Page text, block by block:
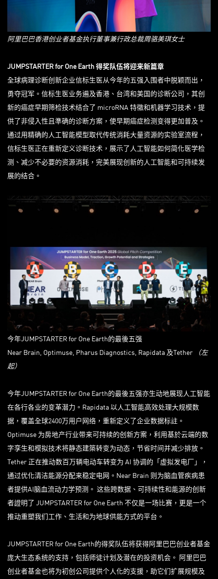
阿里巴巴香港创业者基金执行董事兼行政总裁周骆美琪女士
JUMPSTARTER for One Earth得奖队伍将迎来新篇章
全球病理诊断创新企业信标生医从今年的五强入围者中脱颖而出，
勇夺冠军。信标生医业务遍及香港、台湾和美国的诊断公司，其创
新的癌症早期筛检技术结合了 microRNA 特徵和机器学习技术，提
供了非侵入性且準确的诊断方案，使早期癌症检测变得更加普及。
通过用精确的人工智能模型取代传统消耗大量资源的实验室流程，
信标生医正在重新定义诊断技术，展示了人工智能如何简化医学检
测、减少不必要的资源消耗，完美展现创新的人工智能和可持续发
展的结合。
今年JUMPSTARTER for One Earth的最後五强
Near Brain, Optimuse, Pharus Diagnostics, Rapidata 及Tether
（左
起）
今年JUMPSTARTER for One Earth的最後五强亦生动地展现人工智能
在各行各业的变革潜力。Rapidata 以人工智能高效处理大规模数
据，覆盖全球2400万用户网络，重新定义了企业数据标註。
Optimuse 为房地产行业带来可持续的创新方案，利用基於云端的数
字孪生和模拟技术将静态建築转变为动态，节省时间并减少排放。
Tether 正在推动数百万辆电动车转变为 AI 协调的「虚拟发电厂」，
通过优化清洁能源分配来稳定电网。Near Brain 则为脑血管疾病患
者提供AI脑血流动力学预测。 这些跨数据、可持续性和能源的创新
者證明了 JUMPSTARTER for One Earth 不仅是一场比赛，更是一个
推动重塑我们工作、生活和为地球供能方式的平台。
JUMPSTARTER for One Earth的得奖队伍将获得阿里巴巴创业者基金
庞大生态系统的支持，包括师徒计划及潜在的投资机会。 阿里巴巴
创业者基金也将为初创公司提供个人化的支援，助它们扩展规模及